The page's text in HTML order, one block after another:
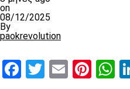
on
08/12/2025
By
paokrevolution
Facebook
Twitter
Email